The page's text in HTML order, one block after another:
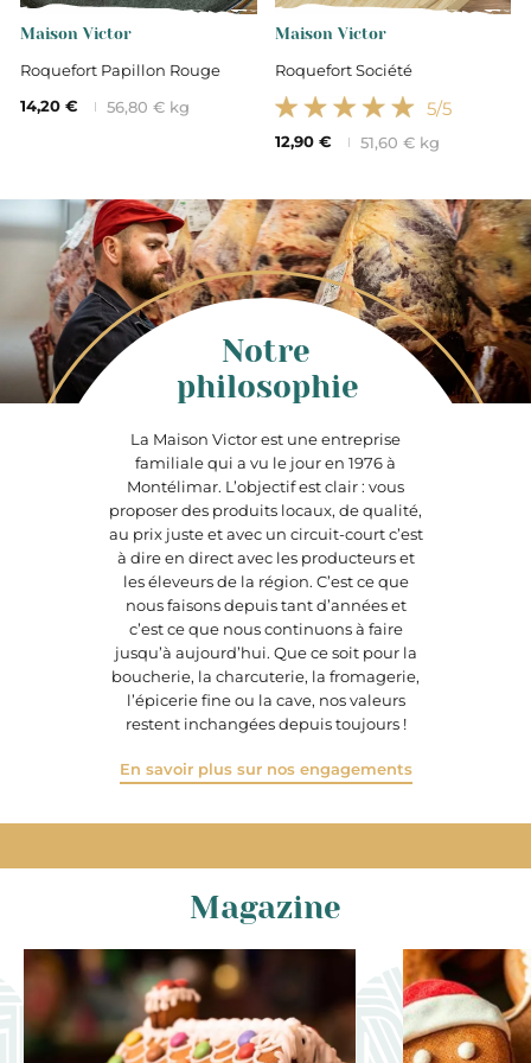
Maison Victor
Roquefort Papillon Rouge
14,20 €
56,80 € kg
Maison Victor
Roquefort Société
5/5
12,90 € 51,60 € kg
La Maison Victor est une entreprise
familiale qui a vu le jour en 1976 à
Montélimar. L’objectif est clair : vous
proposer des produits locaux, de qualité,
au prix juste et avec un circuit-court c’est
à dire en direct avec les producteurs et
les éleveurs de la région. C’est ce que
nous faisons depuis tant d’années et
c’est ce que nous continuons à faire
jusqu’à aujourd’hui. Que ce soit pour la
boucherie, la charcuterie, la fromagerie,
l’épicerie fine ou la cave, nos valeurs
restent inchangées depuis toujours !
En savoir plus sur nos engagements
Notre
philosophie
Magazine